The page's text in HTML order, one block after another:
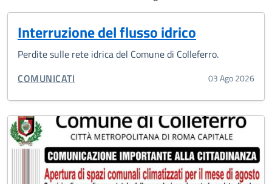
Interruzione del flusso idrico
Perdite sulle rete idrica del Comune di Colleferro.
CATEGORIA CORRELATA:
COMUNICATI 03 Ago 2026